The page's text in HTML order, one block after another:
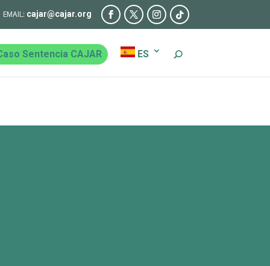
cajar@cajar.org
Sentencia CAJAR ES